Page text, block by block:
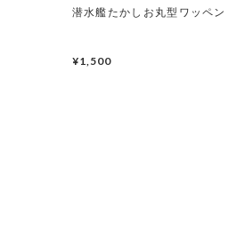
潜水艦たかしお丸型ワッペン
¥1,500